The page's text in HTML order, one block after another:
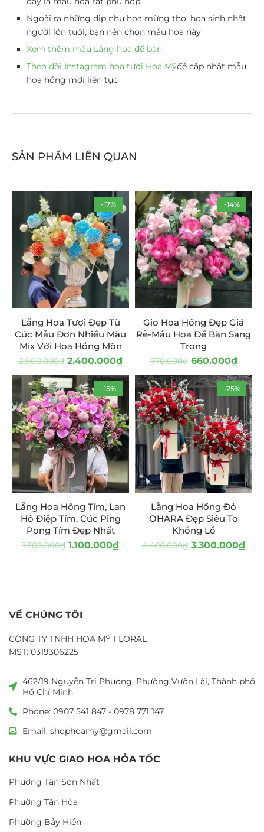
Ngoài ra những dịp như hoa mừng thọ, hoa sinh nhật
người lớn tuổi, bạn nên chọn mẫu hoa này
Xem thêm mẫu Lẵng hoa để bàn
Theo dõi Instagram hoa tươi Hoa Mỹđể cập nhật mẫu
hoa hồng mới liên tục
SẢN PHẨM LIÊN QUAN
-17%
Lẵng Hoa Tươi Đẹp Từ
Cúc Mẫu Đơn Nhiều Màu
Mix Với Hoa Hồng Môn
2.900.000₫ 2.400.000₫
-14%
Giỏ Hoa Hồng Đẹp Giá
Rẻ-Mẫu Hoa Để Bàn Sang
Trọng
770.000₫ 660.000₫
-15%
Lẵng Hoa Hồng Tím, Lan
Hồ Điệp Tím, Cúc Ping
Pong Tím Đẹp Nhất
1.300.000₫ 1.100.000₫
-25%
Lẵng Hoa Hồng Đỏ
OHARA Đẹp Siêu To
Khổng Lồ
4.400.000₫ 3.300.000₫
VỀ CHÚNG TÔI
CÔNG TY TNHH HOA MỸ FLORAL
MST: 0319306225
462/19 Nguyễn Tri Phương, Phường Vườn Lài, Thành phố
Hồ Chí Minh
Phone: 0907 541 847 - 0978 771 147
Email: shophoamy@gmail.com
KHU VỰC GIAO HOA HỎA TỐC
Phường Tân Sơn Nhất
Phường Tân Hòa
Phường Bảy Hiền